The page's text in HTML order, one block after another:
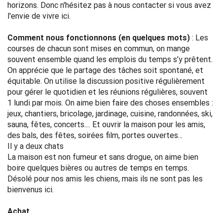
horizons. Donc n'hésitez pas à nous contacter si vous avez
l'envie de vivre ici.
Comment nous fonctionnons (en quelques mots) : Les
courses de chacun sont mises en commun, on mange
souvent ensemble quand les emplois du temps s’y prêtent.
On apprécie que le partage des tâches soit spontané, et
équitable. On utilise la discussion positive régulièrement
pour gérer le quotidien et les réunions régulières, souvent
1 lundi par mois. On aime bien faire des choses ensembles :
jeux, chantiers, bricolage, jardinage, cuisine, randonnées, ski,
sauna, fêtes, concerts.... Et ouvrir la maison pour les amis,
des bals, des fêtes, soirées film, portes ouvertes...
Il y a deux chats
La maison est non fumeur et sans drogue, on aime bien
boire quelques bières ou autres de temps en temps.
Désolé pour nos amis les chiens, mais ils ne sont pas les
bienvenus ici.